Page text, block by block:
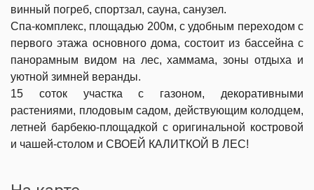
винный погреб, спортзал, сауна, санузел.
Спа-комплекс, площадью 200м, с удобным переходом с
первого этажа основного дома, состоит из бассейна с
панорамным видом на лес, хаммама, зоны отдыха и
уютной зимней веранды.
15 соток участка с газоном, декоративными
растениями, плодовым садом, действующим колодцем,
летней барбекю-площадкой с оригинальной костровой
и чашей-столом и СВОЕЙ КАЛИТКОЙ В ЛЕС!